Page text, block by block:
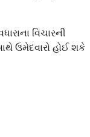
વિચારની
ઉમેદવારો હોઈ શકે